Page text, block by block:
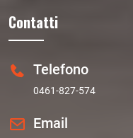
Contatti
Telefono
0461-827-574
Email